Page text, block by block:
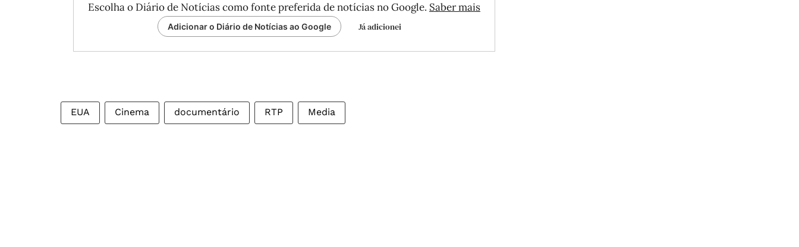
Escolha o Diário de Notícias como fonte preferida de notícias no Google. Saber mais
Adicionar o Diário de Notícias ao Google Já adicionei
EUA Cinema documentário RTP Media